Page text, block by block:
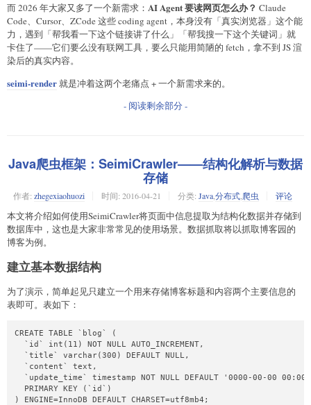
而 2026 年大家又多了一个新需求： AI Agent 要读网页怎么办？ Claude
Code、Cursor、ZCode 这些 coding agent，本身没有「真实浏览器」这个能
力，遇到「帮我看一下这个链接讲了什么」「帮我搜一下这个关键词」就
卡住了——它们要么没有联网工具，要么只能用简陋的 fetch，拿不到 JS 渲
染后的真实内容。
seimi-render就是冲着这两个老痛点 + 一个新需求来的。
- 阅读剩余部分 -
Java爬虫框架：SeimiCrawler——结构化解析与数据
存储
作者: zhegexiaohuozi 时间: 2016-04-21 分类: Java分布式 爬虫 评论
本文将介绍如何使用SeimiCrawler将页面中信息提取为结构化数据并存储到
数据库中，这也是大家非常常见的使用场景。数据抓取将以抓取博客园的
博客为例。
建立基本数据结构
为了演示，简单起见只建立一个用来存储博客标题和内容两个主要信息的
表即可。表如下：
CREATE TABLE `blog` (
  `id` int(11) NOT NULL AUTO_INCREMENT,
  `title` varchar(300) DEFAULT NULL,
  `content` text,
`update_time` timestamp NOT NULL DEFAULT '0000-00-00
  PRIMARY KEY (`id`)
) ENGINE=InnoDB DEFAULT CHARSET=utf8mb4;